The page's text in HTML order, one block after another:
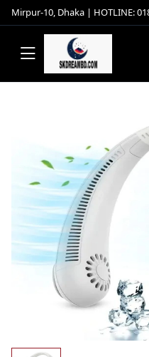
Mirpur-10, Dhaka | HOTLINE: